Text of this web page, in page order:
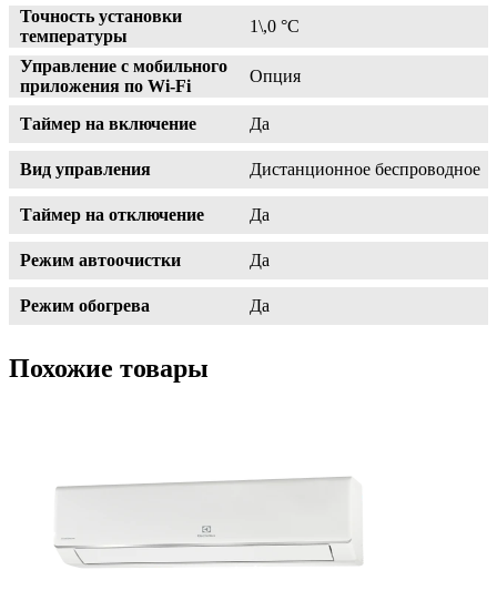
Точность установки
температуры
1\,0 °С
Управление c мобильного
приложения по Wi-Fi
Опция
Таймер на включение Да
Вид управления Дистанционное беспроводное
Таймер на отключение Да
Режим автоочистки Да
Режим обогрева Да
Похожие товары